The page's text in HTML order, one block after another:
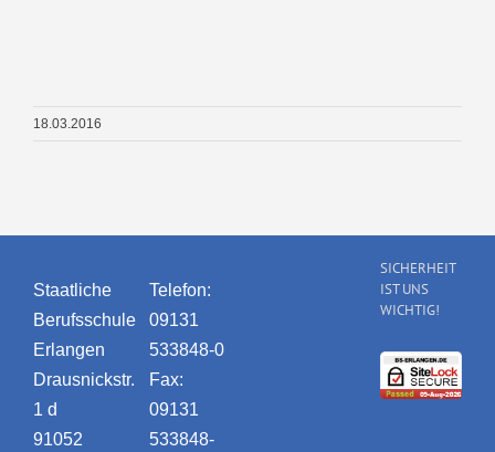
18.03.2016
Staatliche
Berufsschule
Erlangen
Drausnickstr.
1 d
91052
Telefon:
09131
533848-0
Fax:
09131
533848-
SICHERHEIT
IST UNS
WICHTIG!